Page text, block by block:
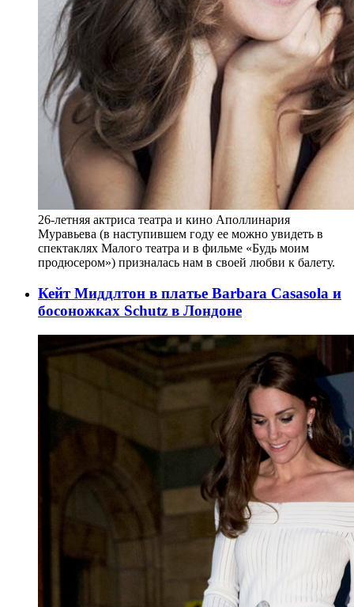
26-летняя актриса театра и кино Аполлинария
Муравьева (в наступившем году ее можно увидеть в
спектаклях Малого театра и в фильме «Будь моим
продюсером») призналась нам в своей любви к балету.
Кейт Миддлтон в платье Barbara Casasola и
босоножках Schutz в Лондоне